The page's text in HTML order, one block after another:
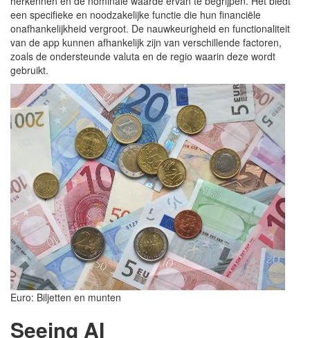
een specifieke en noodzakelijke functie die hun financiële
onafhankelijkheid vergroot. De nauwkeurigheid en functionaliteit
van de app kunnen afhankelijk zijn van verschillende factoren,
zoals de ondersteunde valuta en de regio waarin deze wordt
gebruikt.
Euro: Biljetten en munten
Seeing AI